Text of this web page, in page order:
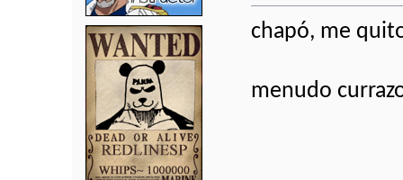
chapó, me
menudo